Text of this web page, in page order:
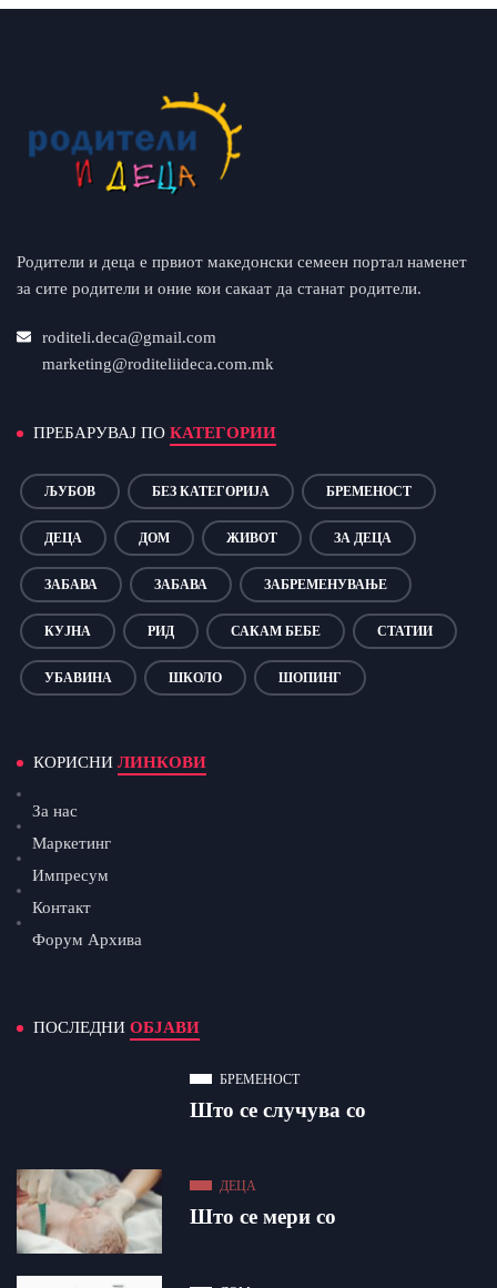
Родители и деца е првиот македонски семеен портал наменет
за сите родители и оние кои сакаат да станат родители.
roditeli.deca@gmail.com
marketing@roditeliideca.com.mk
ПРЕБАРУВАЈ ПО КАТЕГОРИИ
ЉУБОВ БЕЗ КАТЕГОРИЈА БРЕМЕНОСТ
ДЕЦА ДОМ ЖИВОТ ЗА ДЕЦА
ЗАБАВА ЗАБАВА ЗАБРЕМЕНУВАЊЕ
КУЈНА РИД САКАМ БЕБЕ СТАТИИ
УБАВИНА ШКОЛО ШОПИНГ
КОРИСНИ ЛИНКОВИ
За нас
Маркетинг
Импресум
Контакт
Форум Архива
ПОСЛЕДНИ ОБЈАВИ
БРЕМЕНОСТ
Што се случува со
ДЕЦА
Што се мери со